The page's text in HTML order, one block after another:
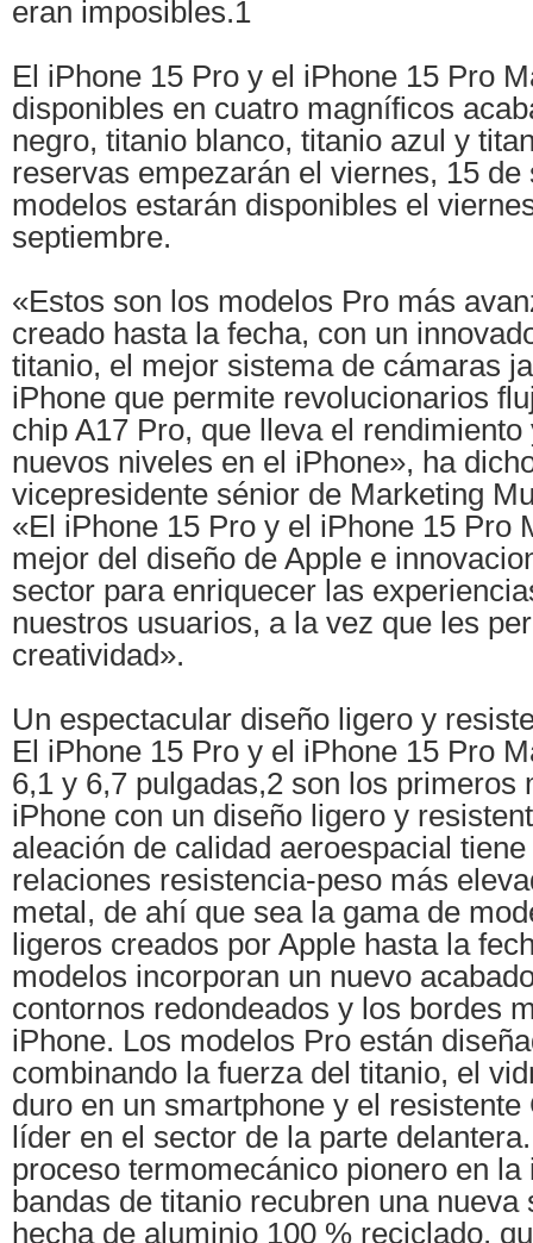
eran imposibles.1
El iPhone 15 Pro y el iPhone 15 Pro
disponibles en cuatro magníficos
negro, titanio blanco, titanio azul y
reservas empezarán el viernes, 15
modelos estarán disponibles el
septiembre.
«Estos son los modelos Pro más
creado hasta la fecha, con un
titanio, el mejor sistema de cámaras
iPhone que permite revolucionarios
chip A17 Pro, que lleva el
nuevos niveles en el iPhone», ha
vicepresidente sénior de Marketing
«El iPhone 15 Pro y el iPhone 15 Pro
mejor del diseño de Apple e
sector para enriquecer las
nuestros usuarios, a la vez que les
creatividad».
Un espectacular diseño ligero y
El iPhone 15 Pro y el iPhone 15 Pro
6,1 y 6,7 pulgadas,2 son los primeros
iPhone con un diseño ligero y
aleación de calidad aeroespacial
relaciones resistencia-peso más
metal, de ahí que sea la gama de
ligeros creados por Apple hasta la
modelos incorporan un nuevo
contornos redondeados y los bordes
iPhone. Los modelos Pro están
combinando la fuerza del titanio, el
duro en un smartphone y el
líder en el sector de la parte
proceso termomecánico pionero en la
bandas de titanio recubren una nueva
hecha de aluminio 100 % reciclado,